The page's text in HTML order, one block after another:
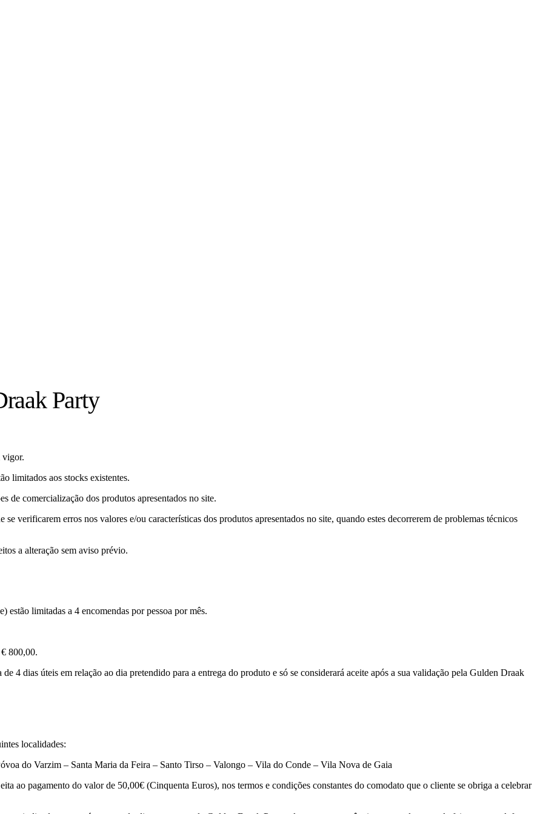
Party
vigor.
limitados aos stocks existentes.
de comercialização dos produtos apresentados no site.
verificarem erros nos valores e/ou características dos produtos apresentados no site, quando estes decorrerem de problemas técnicos
a alteração sem aviso prévio.
estão limitadas a 4 encomendas por pessoa por mês.
800,00.
4 dias úteis em relação ao dia pretendido para a entrega do produto e só se considerará aceite após a sua validação pela Gulden Draak
localidades:
do Varzim – Santa Maria da Feira – Santo Tirso – Valongo – Vila do Conde – Vila Nova de Gaia
ao pagamento do valor de 50,00€ (Cinquenta Euros), nos termos e condições constantes do comodato que o cliente se obriga a celebrar